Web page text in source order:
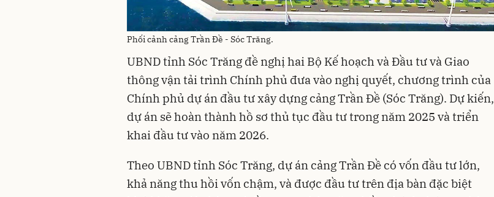
Phối cảnh cảng Trần Đề - Sóc Trăng.
UBND tỉnh Sóc Trăng đề nghị hai Bộ Kế hoạch và Đầu tư và Giao
thông vận tải trình Chính phủ đưa vào nghị quyết, chương trình của
Chính phủ dự án đầu tư xây dựng cảng Trần Đề (Sóc Trăng). Dự kiến,
dự án sẽ hoàn thành hồ sơ thủ tục đầu tư trong năm 2025 và triển
khai đầu tư vào năm 2026.
Theo UBND tỉnh Sóc Trăng, dự án cảng Trần Đề có vốn đầu tư lớn,
khả năng thu hồi vốn chậm, và được đầu tư trên địa bàn đặc biệt